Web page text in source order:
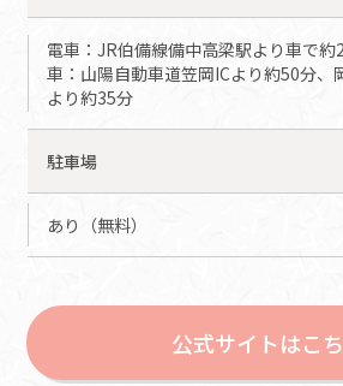
電車：JR伯備線備中高梁駅より車で約
車：山陽自動車道笠岡ICより約50分、
より約35分
駐車場
あり（無料）
公式サイトはこ